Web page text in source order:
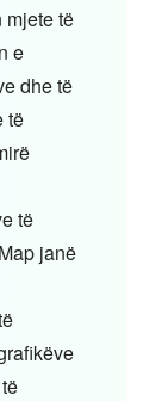
mjete të
e
dhe të
të
të
janë